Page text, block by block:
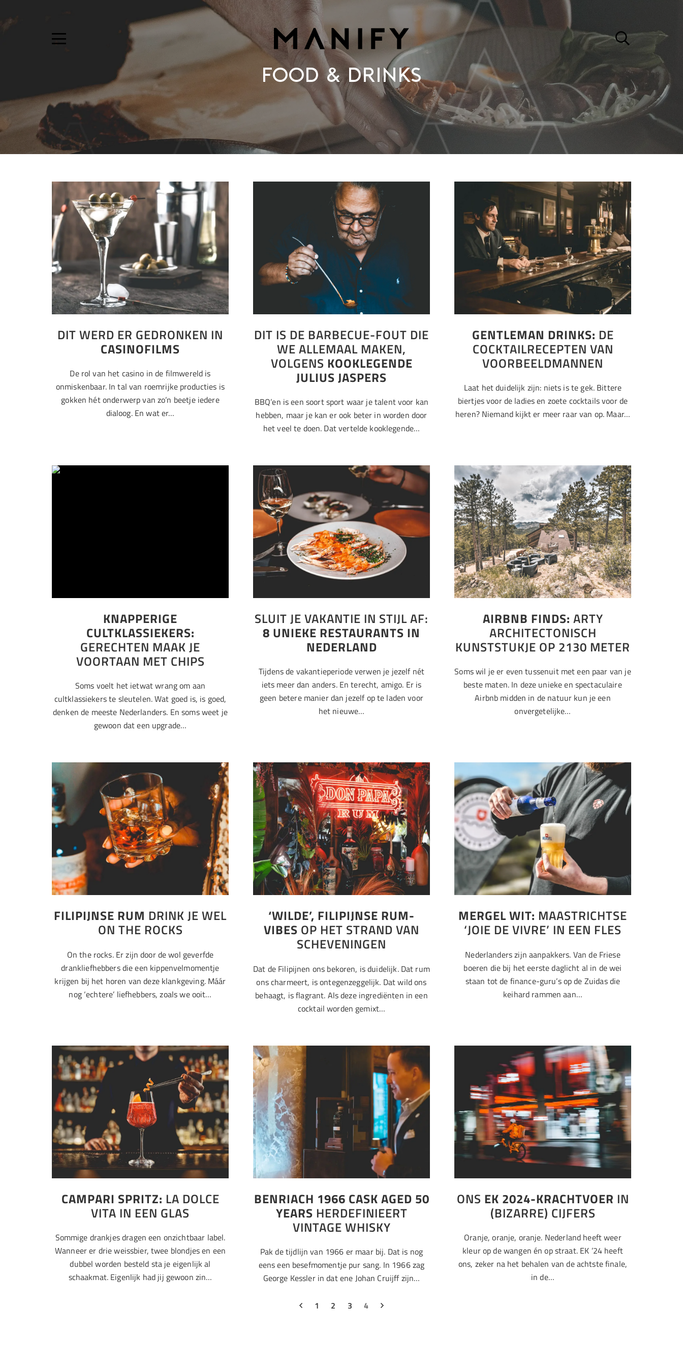
Food & Drinks
DIT WERD ER GEDRONKEN IN
CASINOFILMS
De rol van het casino in de filmwereld is
onmiskenbaar. In tal van roemrijke producties is
gokken hét onderwerp van zo’n beetje iedere
dialoog. En wat er…
DIT IS DE BARBECUE-FOUT DIE
WE ALLEMAAL MAKEN,
VOLGENS KOOKLEGENDE
JULIUS JASPERS
BBQ’en is een soort sport waar je talent voor kan
hebben, maar je kan er ook beter in worden door
het veel te doen. Dat vertelde kooklegende…
GENTLEMAN DRINKS: DE
COCKTAILRECEPTEN VAN
VOORBEELDMANNEN
Laat het duidelijk zijn: niets is te gek. Bittere
biertjes voor de ladies en zoete cocktails voor de
heren? Niemand kijkt er meer raar van op. Maar…
KNAPPERIGE
CULTKLASSIEKERS:
GERECHTEN MAAK JE
VOORTAAN MET CHIPS
Soms voelt het ietwat wrang om aan
cultklassiekers te sleutelen. Wat goed is, is goed,
denken de meeste Nederlanders. En soms weet je
gewoon dat een upgrade…
SLUIT JE VAKANTIE IN STIJL AF:
8 UNIEKE RESTAURANTS IN
NEDERLAND
Tijdens de vakantieperiode verwen je jezelf nét
iets meer dan anders. En terecht, amigo. Er is
geen betere manier dan jezelf op te laden voor
het nieuwe…
AIRBNB FINDS: ARTY
ARCHITECTONISCH
KUNSTSTUKJE OP 2130 METER
Soms wil je er even tussenuit met een paar van je
beste maten. In deze unieke en spectaculaire
Airbnb midden in de natuur kun je een
onvergetelijke…
FILIPIJNSE RUM DRINK JE WEL
ON THE ROCKS
On the rocks. Er zijn door de wol geverfde
drankliefhebbers die een kippenvelmomentje
krijgen bij het horen van deze klankgeving. Máár
nog ‘echtere’ liefhebbers, zoals we ooit…
‘WILDE’, FILIPIJNSE RUM-
VIBES OP HET STRAND VAN
SCHEVENINGEN
Dat de Filipijnen ons bekoren, is duidelijk. Dat rum
ons charmeert, is ontegenzeggelijk. Dat wild ons
behaagt, is flagrant. Als deze ingrediënten in een
cocktail worden gemixt…
MERGEL WIT: MAASTRICHTSE
‘JOIE DE VIVRE’ IN EEN FLES
Nederlanders zijn aanpakkers. Van de Friese
boeren die bij het eerste daglicht al in de wei
staan tot de finance-guru’s op de Zuidas die
keihard rammen aan…
CAMPARI SPRITZ: LA DOLCE
VITA IN EEN GLAS
Sommige drankjes dragen een onzichtbaar label.
Wanneer er drie weissbier, twee blondjes en een
dubbel worden besteld sta je eigenlijk al
schaakmat. Eigenlijk had jij gewoon zin…
BENRIACH 1966 CASK AGED 50
YEARS HERDEFINIEERT
VINTAGE WHISKY
Pak de tijdlijn van 1966 er maar bij. Dat is nog
eens een besefmomentje pur sang. In 1966 zag
George Kessler in dat ene Johan Cruijff zijn…
ONS EK 2024-KRACHTVOER IN
(BIZARRE) CIJFERS
Oranje, oranje, oranje. Nederland heeft weer
kleur op de wangen én op straat. EK ’24 heeft
ons, zeker na het behalen van de achtste finale,
in de…
1 2 3 4